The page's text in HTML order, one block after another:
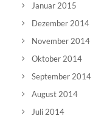
Januar 2015
Dezember 2014
November 2014
Oktober 2014
September 2014
August 2014
Juli 2014